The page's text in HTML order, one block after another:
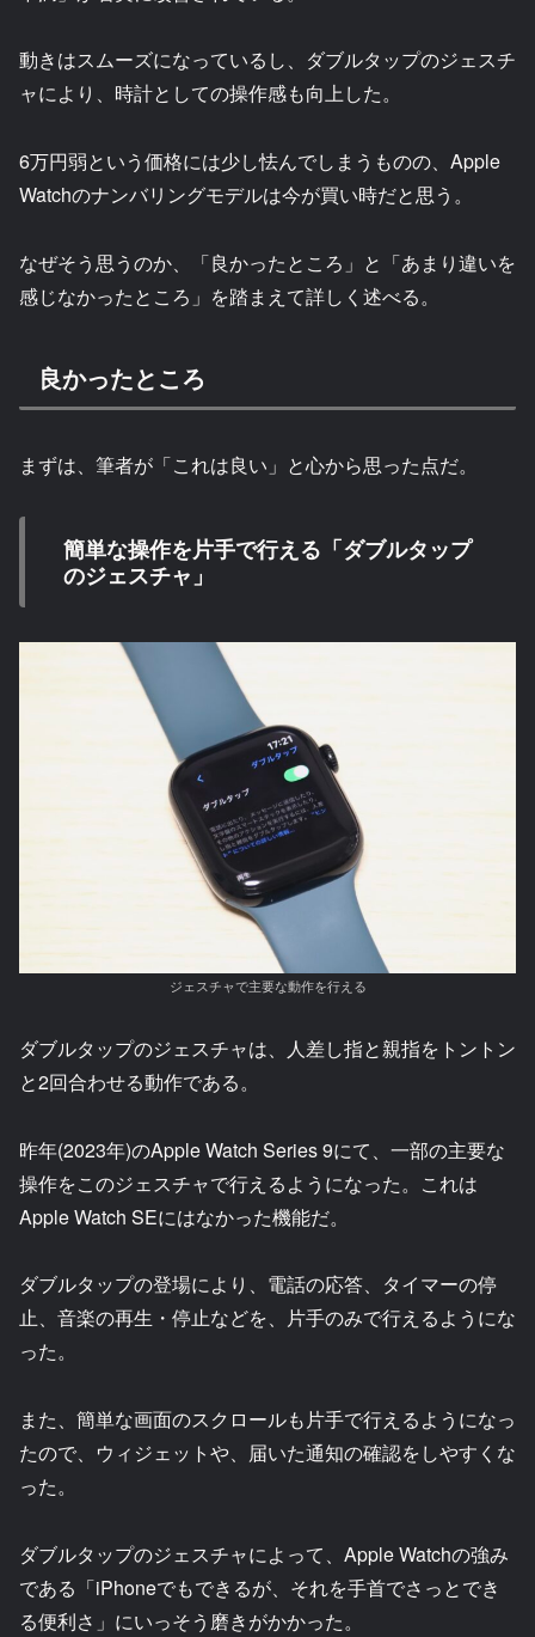
動きはスムーズになっているし、ダブルタップのジェスチ
ャにより、時計としての操作感も向上した。
6万円弱という価格には少し怯んでしまうものの、Apple
Watchのナンバリングモデルは今が買い時だと思う。
なぜそう思うのか、「良かったところ」と「あまり違いを
感じなかったところ」を踏まえて詳しく述べる。
良かったところ
まずは、筆者が「これは良い」と心から思った点だ。
簡単な操作を片手で行える「ダブルタップ
のジェスチャ」
ジェスチャで主要な動作を行える
ダブルタップのジェスチャは、人差し指と親指をトントン
と2回合わせる動作である。
昨年(2023年)のApple Watch Series 9にて、一部の主要な
操作をこのジェスチャで行えるようになった。これは
Apple Watch SEにはなかった機能だ。
ダブルタップの登場により、電話の応答、タイマーの停
止、音楽の再生・停止などを、片手のみで行えるようにな
った。
また、簡単な画面のスクロールも片手で行えるようになっ
たので、ウィジェットや、届いた通知の確認をしやすくな
った。
ダブルタップのジェスチャによって、Apple Watchの強み
である「iPhoneでもできるが、それを手首でさっとでき
る便利さ」にいっそう磨きがかかった。